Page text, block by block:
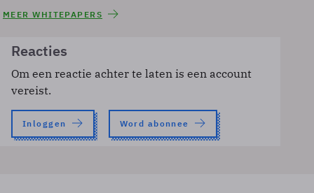
MEER WHITEPAPERS
Reacties
Om een reactie achter te laten is een account
vereist.
Inloggen Word abonnee